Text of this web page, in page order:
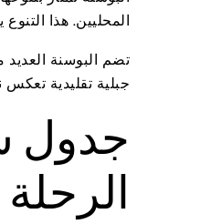
المحليين. هذا التنوع يجعلها
تضم البوسنة
جبلية تقليدية
الرحلة